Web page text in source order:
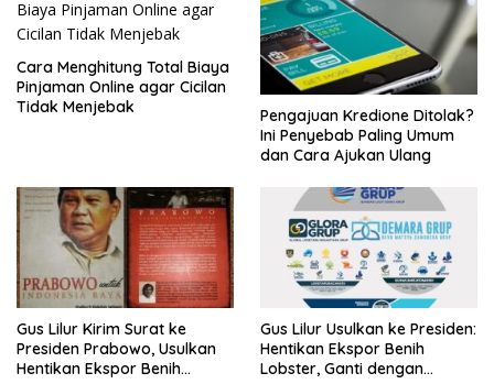
Cara Menghitung Total Biaya
Pinjaman Online agar Cicilan
Tidak Menjebak
Pengajuan Kredione Ditolak?
Ini Penyebab Paling Umum
dan Cara Ajukan Ulang
Gus Lilur Kirim Surat ke
Presiden Prabowo, Usulkan
Hentikan Ekspor Benih
Gus Lilur Usulkan ke Presiden:
Hentikan Ekspor Benih
Lobster, Ganti dengan